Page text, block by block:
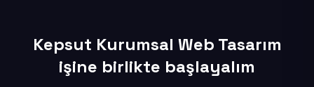
Kepsut Kurumsal Web Tasarım
işine birlikte başlayalım